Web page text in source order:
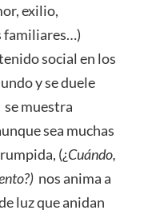
exilio,
familiares…)
social en los
y se duele
se muestra
sea muchas
(¿Cuándo,
nos anima a
luz que anidan